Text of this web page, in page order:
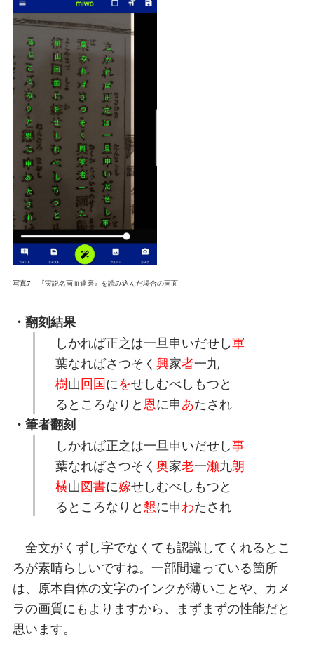
写真7 『実説名画血達磨』を読み込んだ場合の画面
・翻刻結果
しかれば正之は一旦申いだせし軍
葉なればさつそく興家者一九
樹山回国にをせしむべしもつと
るところなりと恩に申あたされ
・筆者翻刻
しかれば正之は一旦申いだせし事
葉なればさつそく奥家老一瀬九朗
横山図書に嫁せしむべしもつと
るところなりと懇に申わたされ
全文がくずし字でなくても認識してくれるとこ
ろが素晴らしいですね。一部間違っている箇所
は、原本自体の文字のインクが薄いことや、カメ
ラの画質にもよりますから、まずまずの性能だと
思います。